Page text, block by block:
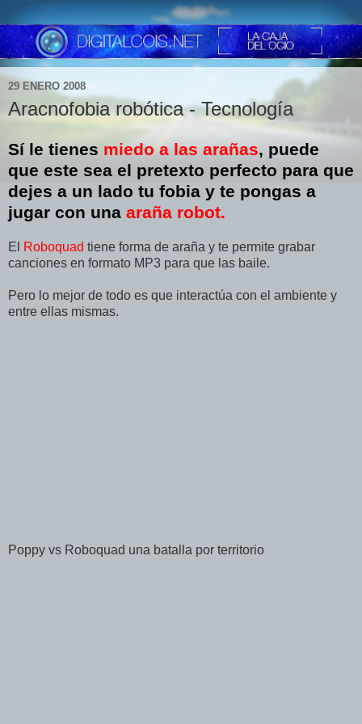
29 ENERO 2008
Aracnofobia robótica - Tecnología
Sí le tienes miedo a las arañas, puede
que este sea el pretexto perfecto para que
dejes a un lado tu fobia y te pongas a
jugar con una araña robot.
El Roboquad tiene forma de araña y te permite grabar
canciones en formato MP3 para que las baile.
Pero lo mejor de todo es que interactúa con el ambiente y
entre ellas mismas.
Poppy vs Roboquad una batalla por territorio